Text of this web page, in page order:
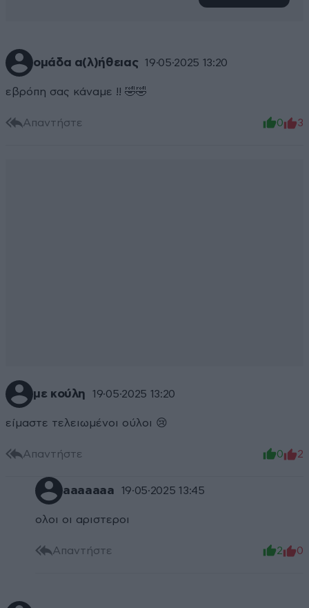
ομάδα α(λ)ήθειας 19·05·2025 13:20
εβρόπη σας κάναμε !! 🤣🤣
Απαντήστε 0 3
με κούλη 19·05·2025 13:20
είμαστε τελειωμένοι ούλοι 😢
Απαντήστε 0 2
aaaaaaa 19·05·2025 13:45
ολοι οι αριστεροι
Απαντήστε 2 0